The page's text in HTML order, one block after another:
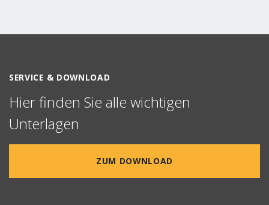
SERVICE & DOWNLOAD
Hier finden Sie alle wichtigen
Unterlagen
ZUM DOWNLOAD